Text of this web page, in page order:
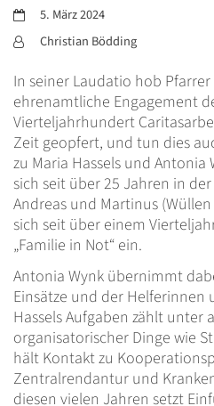
Datum:5. März 2024
Von:
Christian Bödding
In seiner Laudatio hob
ehrenamtliche Engagement
Vierteljahrhundert
Zeit geopfert, und tun dies
zu Maria Hassels und Antonia
sich seit über 25 Jahren in
Andreas und Martinus
sich seit über einem
„Familie in Not“ ein.
Antonia Wynk übernimmt
Einsätze und der Helferinnen
Hassels Aufgaben zählt unter
organisatorischer Dinge wie
hält Kontakt zu
Zentralrendantur und
diesen vielen Jahren setzt